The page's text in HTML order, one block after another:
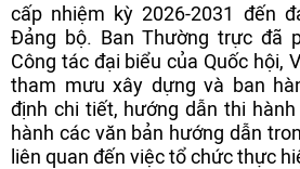
cấp nhiệm kỳ 2026-2031 đến
Đảng bộ. Ban Thường trực đã
Công tác đại biểu của Quốc hội,
tham mưu xây dựng và ban
định chi tiết, hướng dẫn thi
hành các văn bản hướng dẫn
liên quan đến việc tổ chức thực